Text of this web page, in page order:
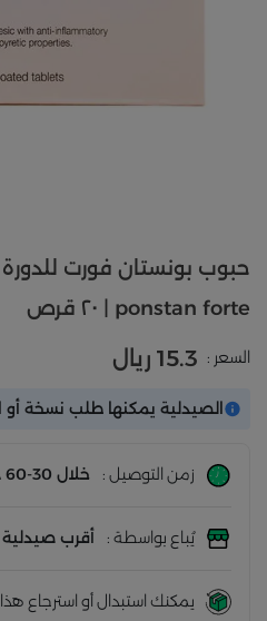
حبوب بونستان فورت
ponstan forte | ٢٠ قرص
السعر : 15.3 ريال
الصيدلية يمكنها طلب نسخة أو
زمن التوصيل : خلال 30-60 دقيقة
يُباع بواسطة : أقرب صيدلية
يمكنك استبدال أو استرجاع